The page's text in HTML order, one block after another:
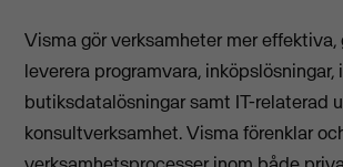
Visma gör verksamheter mer effektiva,
leverera programvara, inköpslösningar,
butiksdatalösningar samt IT-relaterad
konsultverksamhet. Visma förenklar